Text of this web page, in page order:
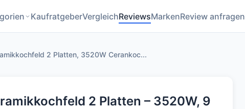
KaufratgeberVergleichReviewsMarkenReview anfragen
2 Platten, 3520W Cerankoc...
2 Platten – 3520W, 9